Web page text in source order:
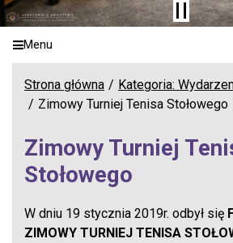
Menu
Strona główna
Kategoria:
Zimowy Turniej Tenisa Stołowego
Zimowy Turniej
Stołowego
W dniu 19 stycznia 2019r. odbył się
ZIMOWY TURNIEJ TENISA